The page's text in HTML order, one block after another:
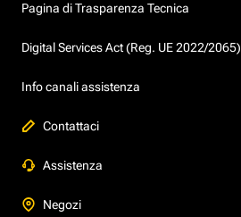
Pagina di Trasparenza Tecnica
Digital Services Act (Reg. UE 2022/2065)
Info canali assistenza
Contattaci
Assistenza
Negozi